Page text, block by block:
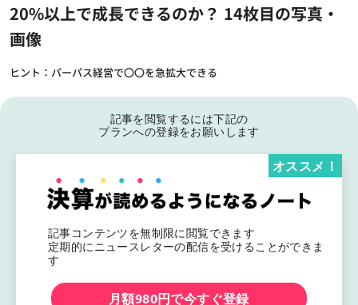
20%以上で成長できるのか？ 14枚目の写真・
画像
ヒント：パーパス経営で〇〇を急拡大できる
記事を閲覧するには下記の
プランへの登録をお願いします
記事コンテンツを無制限に閲覧できます
定期的にニュースレターの配信を受けることができま
す
オススメ！
月額980円で今すぐ登録